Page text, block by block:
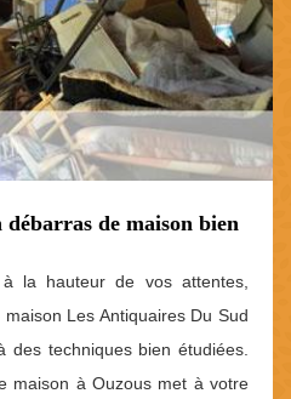
de maison bien
la hauteur de vos attentes,
Les Antiquaires Du Sud
techniques bien étudiées.
maison à Ouzous met à votre